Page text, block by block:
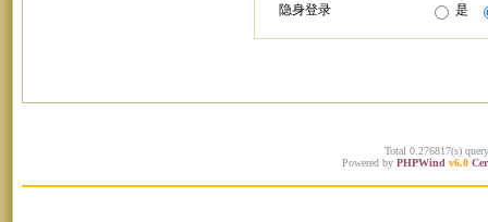
隐身登录 是
Total 0.276817(s)
Powered by PHPWind v6.0